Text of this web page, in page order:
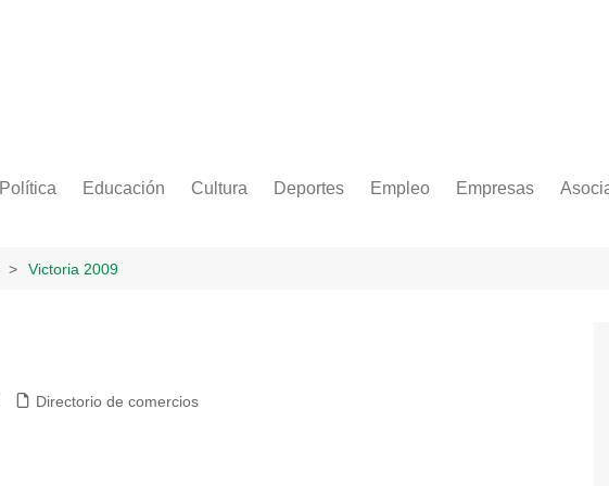
Política Educación Cultura Deportes Empleo Empresas
Victoria 2009
Directorio de comercios